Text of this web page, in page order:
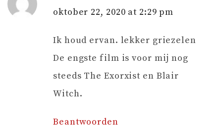
oktober 22, 2020 at 2:29 pm
Ik houd ervan. lekker griezelen
De engste film is voor mij nog
steeds The Exorxist en Blair
Witch.
Beantwoorden